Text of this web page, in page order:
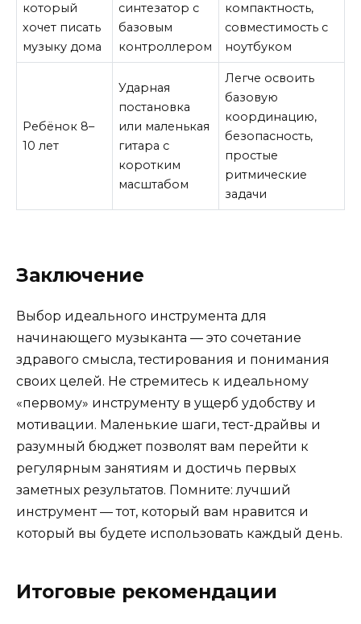
который
хочет писать
музыку дома
синтезатор с
базовым
контроллером
компактность,
совместимость с
ноутбуком
Ребёнок 8–
10 лет
Ударная
постановка
или маленькая
гитара с
коротким
масштабом
Легче освоить
базовую
координацию,
безопасность,
простые
ритмические
задачи
Заключение
Выбор идеального инструмента для
начинающего музыканта — это сочетание
здравого смысла, тестирования и понимания
своих целей. Не стремитесь к идеальному
«первому» инструменту в ущерб удобству и
мотивации. Маленькие шаги, тест-драйвы и
разумный бюджет позволят вам перейти к
регулярным занятиям и достичь первых
заметных результатов. Помните: лучший
инструмент — тот, который вам нравится и
который вы будете использовать каждый день.
Итоговые рекомендации